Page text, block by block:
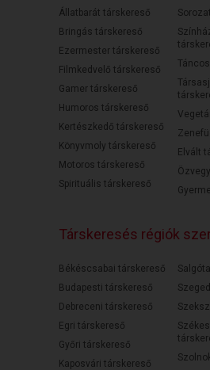
Állatbarát társkereső
Bringás társkereső
Ezermester társkereső
Filmkedvelő társkereső
Gamer társkereső
Humoros társkereső
Kertészkedő társkereső
Könyvmoly társkereső
Motoros társkereső
Spirituális társkereső
Elvált
Társkeresés régiók
Békéscsabai társkereső
Budapesti társkereső
Debreceni társkereső
Egri társkereső
Győri társkereső
Kaposvári társkereső